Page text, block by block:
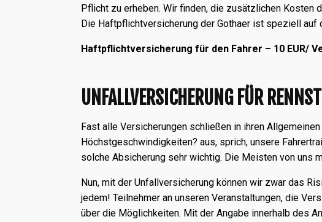
Pflicht zu erheben. Wir finden, die zusätzlichen Kosten
Die Haftpflichtversicherung der Gothaer ist speziell auf
Haftpflichtversicherung für den Fahrer – 10 EUR/
UNFALLVERSICHERUNG FÜR
Fast alle Versicherungen schließen in ihren
Höchstgeschwindigkeiten? aus, sprich, unsere
solche Absicherung sehr wichtig. Die Meisten von uns
Nun, mit der Unfallversicherung können wir zwar das
jedem! Teilnehmer an unseren Veranstaltungen, die
über die Möglichkeiten. Mit der Angabe innerhalb des